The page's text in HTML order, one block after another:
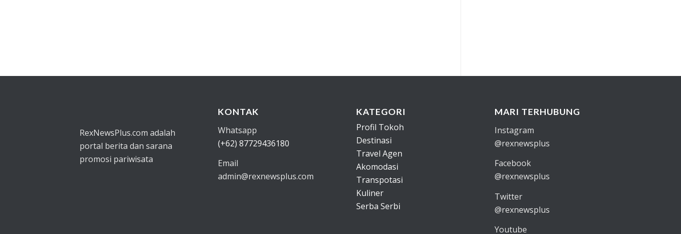
RexNewsPlus.com adalah
portal berita dan sarana
promosi pariwisata
KONTAK
Whatsapp
(+62) 87729436180
Email
admin@rexnewsplus.com
KATEGORI
Profil Tokoh
Destinasi
Travel Agen
Akomodasi
Transpotasi
Kuliner
Serba Serbi
MARI TERHUBUNG
Instagram
@rexnewsplus
Facebook
@rexnewsplus
Twitter
@rexnewsplus
Youtube